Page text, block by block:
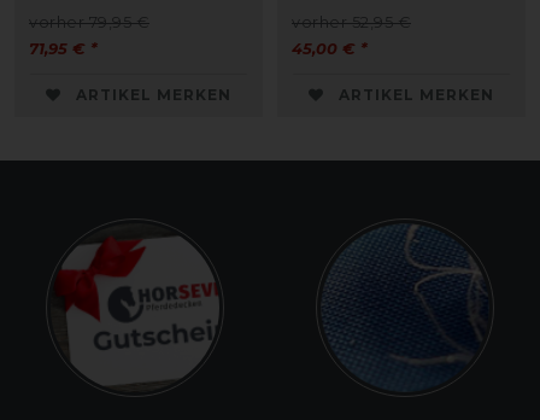
vorher 79,95 €
71,95 € *
ARTIKEL MERKEN
vorher 52,95 €
45,00 € *
ARTIKEL MERKEN